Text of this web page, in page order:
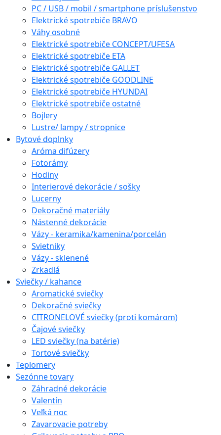
PC / USB / mobil / smartphone príslušenstvo
Elektrické spotrebiče BRAVO
Váhy osobné
Elektrické spotrebiče CONCEPT/UFESA
Elektrické spotrebiče ETA
Elektrické spotrebiče GALLET
Elektrické spotrebiče GOODLINE
Elektrické spotrebiče HYUNDAI
Elektrické spotrebiče ostatné
Bojlery
Lustre/ lampy / stropnice
Bytové doplnky
Aróma difúzery
Fotorámy
Hodiny
Interierové dekorácie / sošky
Lucerny
Dekoračné materiály
Nástenné dekorácie
Vázy - keramika/kamenina/porcelán
Svietniky
Vázy - sklenené
Zrkadlá
Sviečky / kahance
Aromatické sviečky
Dekoračné sviečky
CITRONELOVÉ sviečky (proti komárom)
Čajové sviečky
LED sviečky (na batérie)
Tortové sviečky
Teplomery
Sezónne tovary
Záhradné dekorácie
Valentín
Veľká noc
Zavarovacie potreby